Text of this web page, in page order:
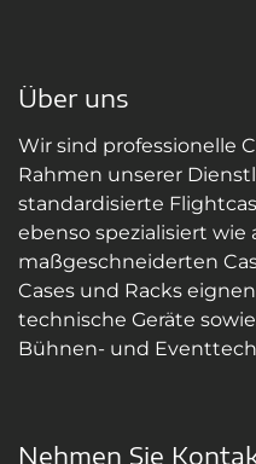
Über uns
Wir sind professionelle
Rahmen unserer
standardisierte
ebenso spezialisiert wie
maßgeschneiderten
Cases und Racks
technische Geräte
Bühnen- und
Nehmen Sie